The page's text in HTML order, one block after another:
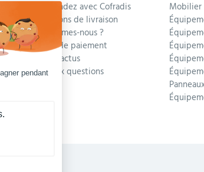
Commandez avec Cofradis
Conditions de livraison
Qui sommes-nous ?
Modes de paiement
Blog et actus
Foire aux questions
Mobilier